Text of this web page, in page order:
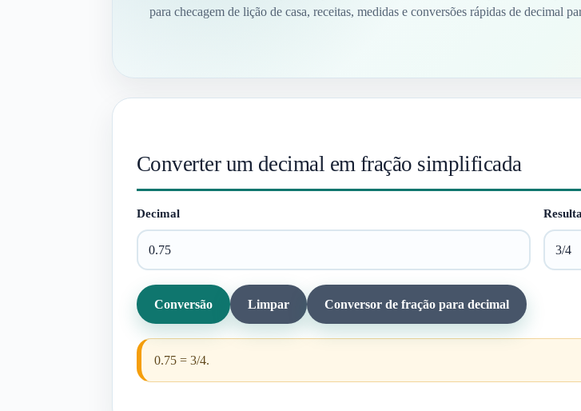
para checagem de lição de casa, receitas, medidas e conversões rápidas de decimal
Converter um decimal em fração simplificada
Decimal
Conversão Limpar Conversor de fração para decimal
0.75 = 3/4.